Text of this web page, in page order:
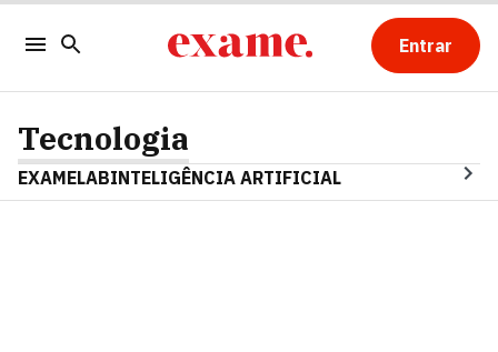
Entrar
Tecnologia
EXAMELABINTELIGÊNCIA ARTIFICIAL